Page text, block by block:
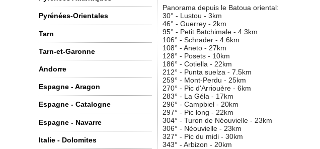
Pyrénées-Orientales
Tarn
Tarn-et-Garonne
Andorre
Espagne - Aragon
Espagne - Catalogne
Espagne - Navarre
Italie - Dolomites
Panorama depuis le Batoua oriental:
30° - Lustou - 3km
46° - Guerrey - 2km
95° - Petit Batchimale - 4.3km
106° - Schrader - 4.6km
108° - Aneto - 27km
128° - Posets - 10km
186° - Cotiella - 22km
212° - Punta suelza - 7.5km
259° - Mont-Perdu - 25km
270° - Pic d'Arriouère - 6km
283° - La Géla - 17km
296° - Campbiel - 20km
297° - Pic long - 22km
304° - Turon de Néouvielle - 23km
306° - Néouvielle - 23km
327° - Pic du midi - 30km
343° - Arbizon - 20km